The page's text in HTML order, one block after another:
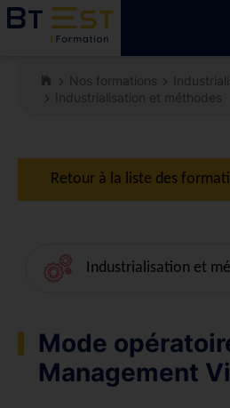
Nos formations
Industrialisation et méthodes
Retour à la liste des
Industrialisation et
Mode
Management